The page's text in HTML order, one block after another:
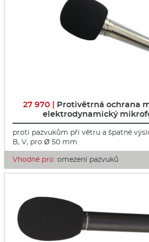
27 970 | Protivětrná ochrana
elektrodynamický
proti pazvukům při větru a špatné
B, V, pro Ø 50 mm
Vhodné pro: omezení pazvuků